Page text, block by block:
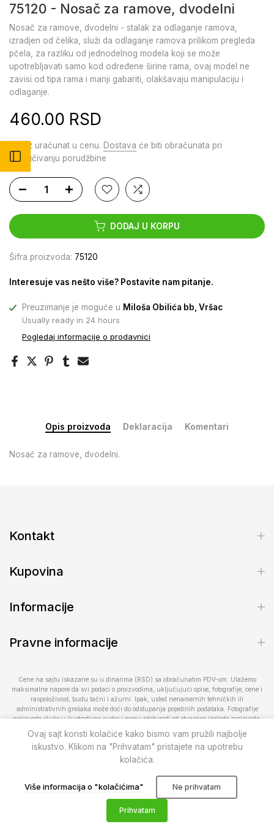
Otvori bočni meni
75120 - Nosač za ramove, dvodelni
Nosač za ramove, dvodelni - stalak za odlaganje ramova,
izradjen od čelika, služi da odlaganje ramova prilikom pregleda
pčela, za razliku od jednodelnog modela koji se može
upotrebljavati samo kod određene širine rama, ovaj model ne
zavisi od tipa rama i manji gabariti, olakšavaju manipulaciju i
odlaganje.
460.00 RSD
Porez uračunat u cenu. Dostava će biti obračunata pri
zaključivanju porudžbine
DODAJ U KORPU
Šifra proizvoda: 75120
Interesuje vas nešto više? Postavite nam pitanje.
Preuzimanje je moguće u Miloša Obilića bb, Vršac
Usually ready in 24 hours
Pogledaj informacije o prodavnici
Opis proizvoda Deklaracija Komentari
Nosač za ramove, dvodelni.
Kontakt
Kupovina
Informacije
Pravne informacije
Cene na sajtu iskazane su u dinarima (RSD) sa obračunatim PDV-om. Ulažemo
maksimalne napore da svi podaci o proizvodima, uključujući opise, fotografije, cene i
raspoloživost, budu tačni i ažurni. Ipak, usled nenamernih tehničkih ili
administrativnih grešaka može doći do odstupanja pojedinih podataka. Fotografije
proizvoda služe u ilustrativne svrhe i mogu odstupati od stvarnog izgleda proizvoda.
informacije kontaktirajte nas na telefon 013/28-300-20 ili 066/100-500 ili putem e-
pošte prodavnica@pcelar.rs.
Pčelar doo. Sva prava zadržana.
Korpa
Ovaj sajt koristi kolačiće kako bismo vam pružili najbolje
iskustvo. Klikom na "Prihvatam" pristajete na upotrebu
kolačića.
Više informacija o "kolačićima" Ne prihvatam
Prihvatam